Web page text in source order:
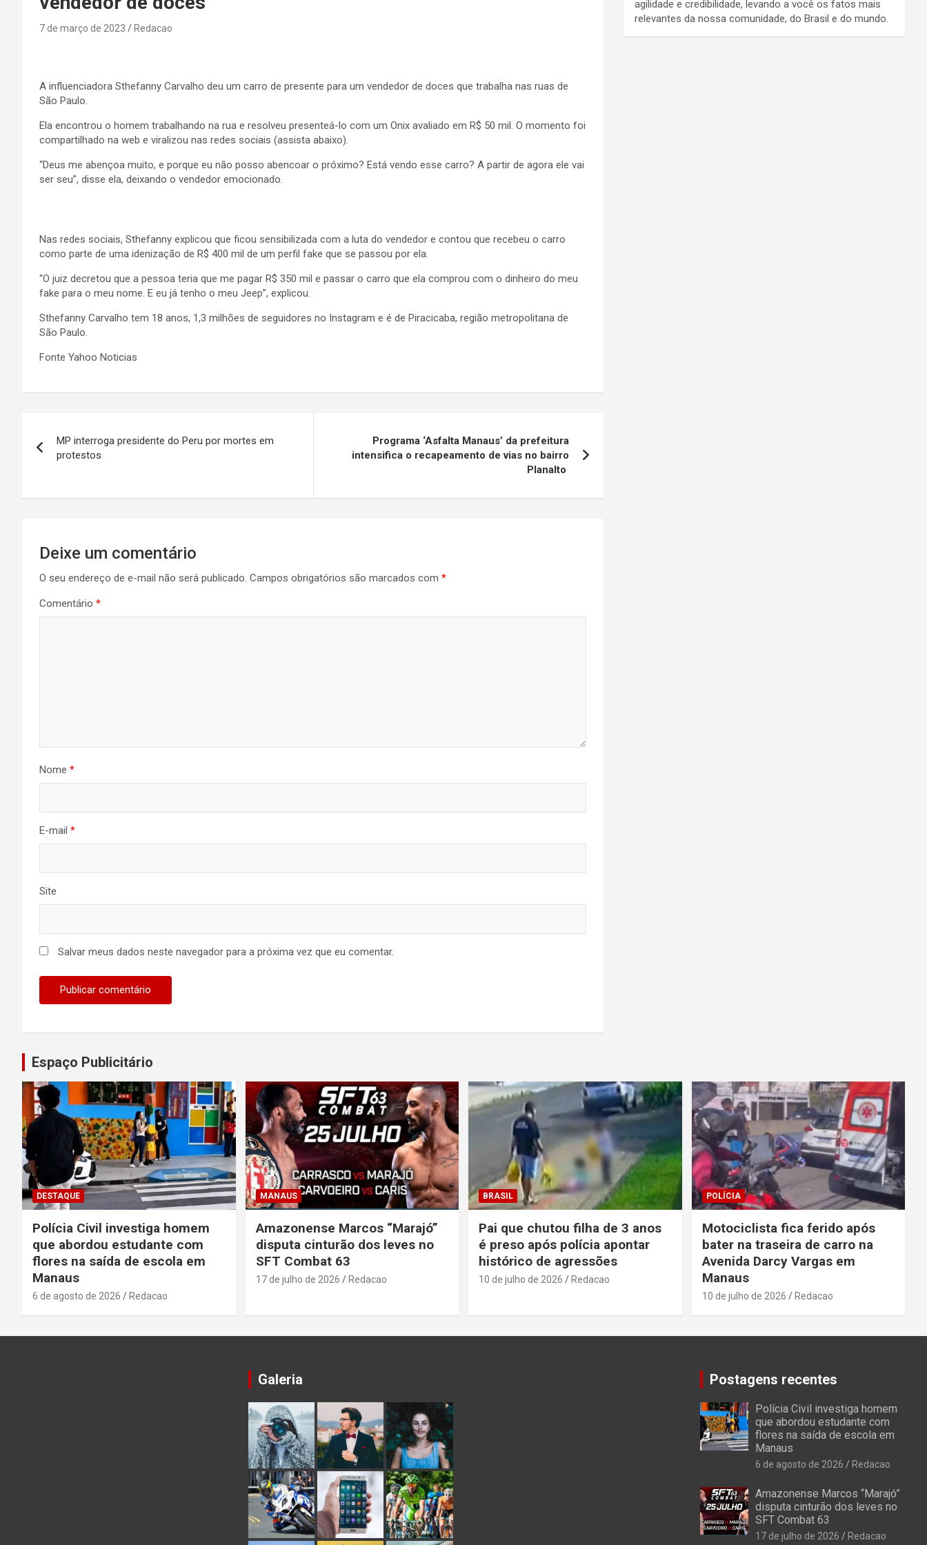
7 de março de 2023 Redacao
A influenciadora Sthefanny Carvalho deu um carro de presente para um vendedor de doces que trabalha nas ruas de
São Paulo.
Ela encontrou o homem trabalhando na rua e resolveu presenteá-lo com um Onix avaliado em R$ 50 mil. O momento foi
compartilhado na web e viralizou nas redes sociais (assista abaixo).
“Deus me abençoa muito, e porque eu não posso abencoar o próximo? Está vendo esse carro? A partir de agora ele vai
ser seu”, disse ela, deixando o vendedor emocionado.
Nas redes sociais, Sthefanny explicou que ficou sensibilizada com a luta do vendedor e contou que recebeu o carro
como parte de uma idenização de R$ 400 mil de um perfil fake que se passou por ela.
“O juiz decretou que a pessoa teria que me pagar R$ 350 mil e passar o carro que ela comprou com o dinheiro do meu
fake para o meu nome. E eu já tenho o meu Jeep”, explicou.
Sthefanny Carvalho tem 18 anos, 1,3 milhões de seguidores no Instagram e é de Piracicaba, região metropolitana de
São Paulo.
Fonte Yahoo Noticias
de
MP interroga presidente do Peru por mortes em
protestos
Programa ‘Asfalta Manaus’ da prefeitura
intensifica o recapeamento de vias no bairro
Planalto
Deixe um comentário
O seu endereço de e-mail não será publicado. Campos obrigatórios são marcados com *
Comentário *
Nome *
E-mail *
Site
Salvar meus dados neste navegador para a próxima vez que eu comentar.
agilidade e credibilidade, levando a você os fatos mais
relevantes da nossa comunidade, do Brasil e do mundo.
Espaço Publicitário
DESTAQUE
Polícia Civil investiga homem
que abordou estudante com
flores na saída de escola em
Manaus
6 de agosto de 2026 Redacao
MANAUS
Amazonense Marcos “Marajó”
disputa cinturão dos leves no
SFT Combat 63
17 de julho de 2026 Redacao
BRASIL
Pai que chutou filha de 3 anos
é preso após polícia apontar
histórico de agressões
10 de julho de 2026 Redacao
POLÍCIA
Motociclista fica ferido após
bater na traseira de carro na
Avenida Darcy Vargas em
Manaus
10 de julho de 2026 Redacao
Galeria Postagens recentes
Polícia Civil investiga homem
que abordou estudante com
flores na saída de escola em
Manaus
6 de agosto de 2026 Redacao
Amazonense Marcos “Marajó”
disputa cinturão dos leves no
SFT Combat 63
17 de julho de 2026 Redacao